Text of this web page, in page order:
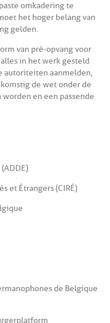
omkadering te
het hoger belang van
gelden.
van pré-opvang voor
in het werk gesteld
autoriteiten aanmelden,
de wet onder de
en een passende
et Étrangers (CIRÉ)
de Belgique